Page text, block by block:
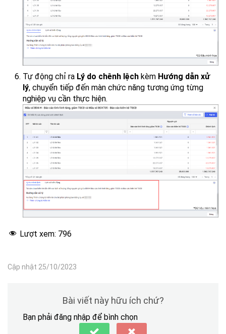
Tự động chỉ ra Lý do chênh lệch kèm Hướng dẫn xử
lý, chuyển tiếp đến màn chức năng tương ứng từng
nghiệp vụ cần thực hiện.
Lượt xem: 796
Cập nhật 25/10/2023
Bài viết này hữu ích chứ?
Bạn phải đăng nhập để bình chọn